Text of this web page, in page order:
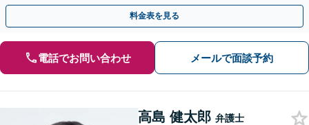
の解決を目指します【堅田駅4分】【無料駐車場あり】
料金表を見る
電話でお問い合わせ メールで面談予約
高島 健太郎 弁護士